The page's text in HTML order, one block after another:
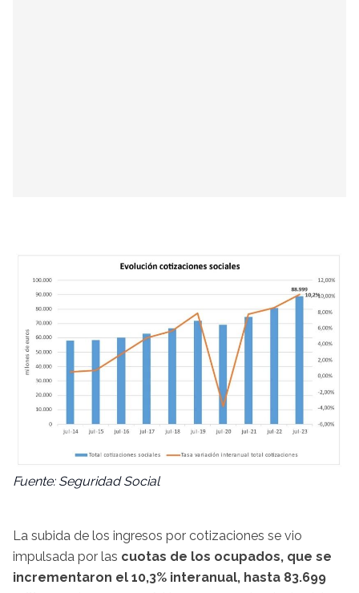
Fuente: Seguridad Social
La subida de los ingresos por cotizaciones se vio
impulsada por las cuotas de los ocupados, que se
incrementaron el 10,3% interanual, hasta 83.699